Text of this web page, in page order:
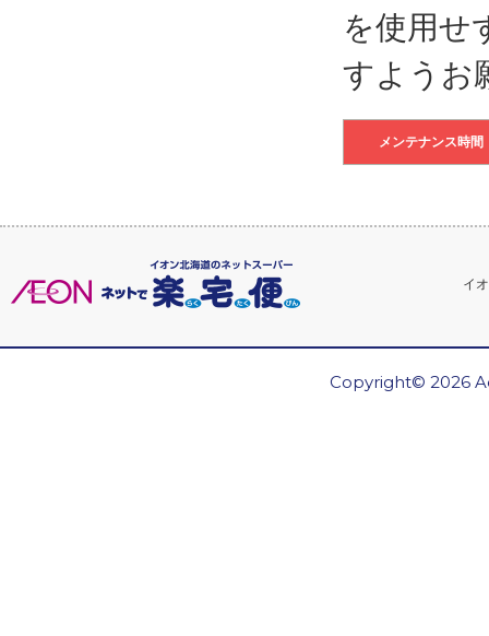
を使用せ
すようお
メンテナンス時間
イ
Copyright© 2026